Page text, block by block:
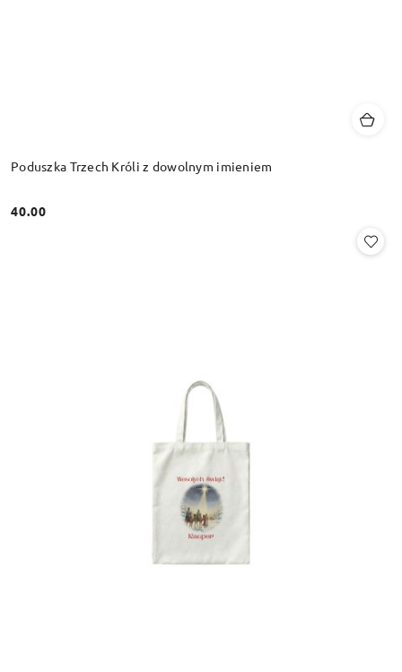
Poduszka Trzech Króli z dowolnym imieniem
Cena:
40.00